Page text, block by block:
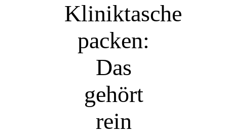
Kliniktasche
packen:
Das
gehört
rein